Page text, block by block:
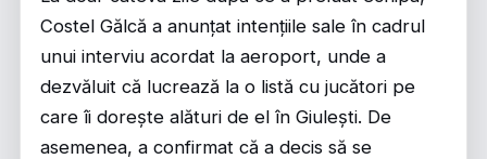
Costel Gălcă a anunțat intențiile sale în cadrul
unui interviu acordat la aeroport, unde a
dezvăluit că lucrează la o listă cu jucători pe
care îi dorește alături de el în Giulești. De
asemenea, a confirmat că a decis să se